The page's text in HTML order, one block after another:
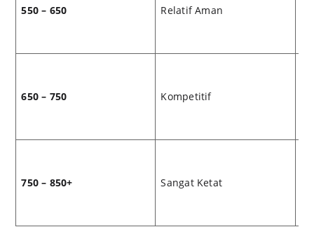
550 – 650 Relatif Aman
650 – 750 Kompetitif
750 – 850+ Sangat Ketat